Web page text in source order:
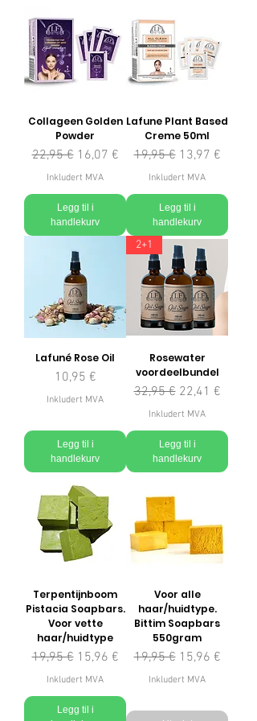
Collageen Golden
Powder
Vanlig pris
22,95 € Salgspris
16,07 €
Inkludert MVA
Legg til i
handlekurv
Lafune Plant Based
Creme 50ml
Vanlig pris
19,95 € Salgspris
13,97 €
Inkludert MVA
Legg til i
handlekurv
Lafuné Rose Oil
Pris
10,95 €
Inkludert MVA
Legg til i
handlekurv
2+1
Rosewater
voordeelbundel
Vanlig pris
32,95 € Salgspris
22,41 €
Inkludert MVA
Legg til i
handlekurv
Terpentijnboom
Pistacia Soapbars.
Voor vette
haar/huidtype
Vanlig pris
19,95 € Salgspris
15,96 €
Inkludert MVA
Legg til i
Voor alle
haar/huidtype.
Bittim Soapbars
550gram
Vanlig pris
19,95 € Salgspris
15,96 €
Inkludert MVA